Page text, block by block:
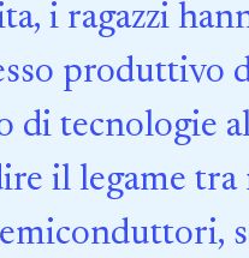
i ragazzi
produttivo
tecnologie
il legame tra